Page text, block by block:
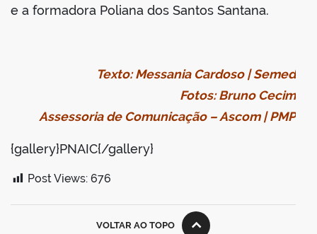
e a formadora Poliana dos Santos Santana.
Texto: Messania Cardoso | Semed
Fotos: Bruno Cecim
Assessoria de Comunicação – Ascom | PMP
{gallery}PNAIC{/gallery}
Post Views: 676
VOLTAR AO TOPO